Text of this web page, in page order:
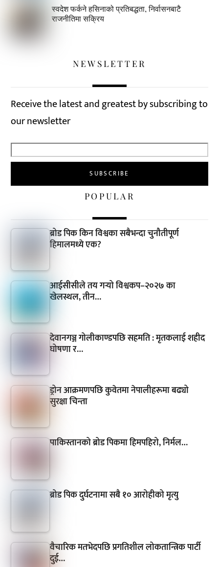
स्वदेश फर्कने हसिनाको प्रतिबद्धता, निर्वासनबाटै
राजनीतिमा सक्रिय
NEWSLETTER
Receive the latest and greatest by subscribing to
our newsletter
POPULAR
ब्रोड पिक किन विश्वका सबैभन्दा चुनौतीपूर्ण
हिमालमध्ये एक?
आईसीसीले तय गर्‍यो विश्वकप–२०२७ का
खेलस्थल, तीन…
देवानगञ्ज गोलीकाण्डपछि सहमति : मृतकलाई शहीद
घोषणा र…
ड्रोन आक्रमणपछि कुवेतमा नेपालीहरूमा बढ्यो
सुरक्षा चिन्ता
पाकिस्तानको ब्रोड पिकमा हिमपहिरो, निर्मल…
ब्रोड पिक दुर्घटनामा सबै १० आरोहीको मृत्यु
वैचारिक मतभेदपछि प्रगतिशील लोकतान्त्रिक पार्टी
दुई…